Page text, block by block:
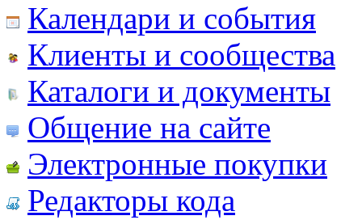
Календари и события
Клиенты и сообщества
Каталоги и документы
Общение на сайте
Электронные покупки
Редакторы кода